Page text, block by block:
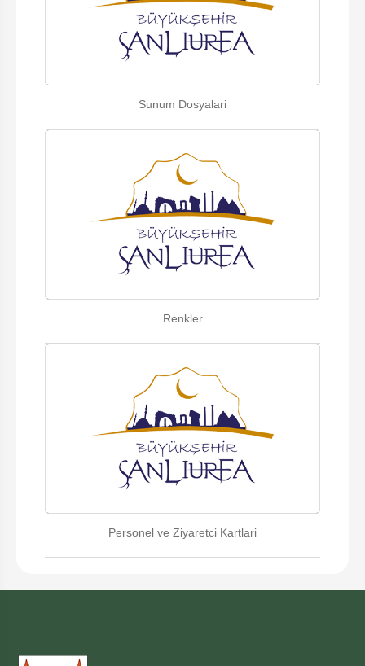
Sunum Dosyalari
Renkler
Personel ve Ziyaretci Kartlari